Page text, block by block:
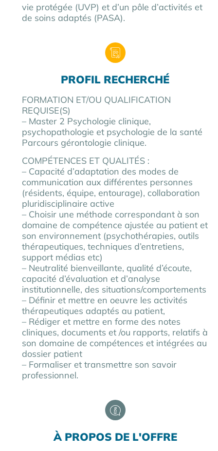
vie protégée (UVP) et d’un pôle d’activités et
de soins adaptés (PASA).
PROFIL RECHERCHÉ
FORMATION ET/OU QUALIFICATION
REQUISE(S)
– Master 2 Psychologie clinique,
psychopathologie et psychologie de la santé
Parcours gérontologie clinique.
COMPÉTENCES ET QUALITÉS :
– Capacité d’adaptation des modes de
communication aux différentes personnes
(résidents, équipe, entourage), collaboration
pluridisciplinaire active
– Choisir une méthode correspondant à son
domaine de compétence ajustée au patient et
son environnement (psychothérapies, outils
thérapeutiques, techniques d’entretiens,
support médias etc)
– Neutralité bienveillante, qualité d’écoute,
capacité d’évaluation et d’analyse
institutionnelle, des situations/comportements
– Définir et mettre en oeuvre les activités
thérapeutiques adaptés au patient,
– Rédiger et mettre en forme des notes
cliniques, documents et /ou rapports, relatifs à
son domaine de compétences et intégrées au
dossier patient
– Formaliser et transmettre son savoir
professionnel.
À PROPOS DE L'OFFRE